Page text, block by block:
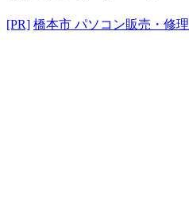
[PR] 橋本市 パソコン販売・修理